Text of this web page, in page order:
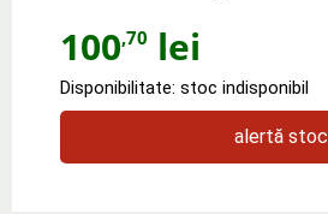
100,70 lei
Disponibilitate: stoc indisponibil
alertă stoc